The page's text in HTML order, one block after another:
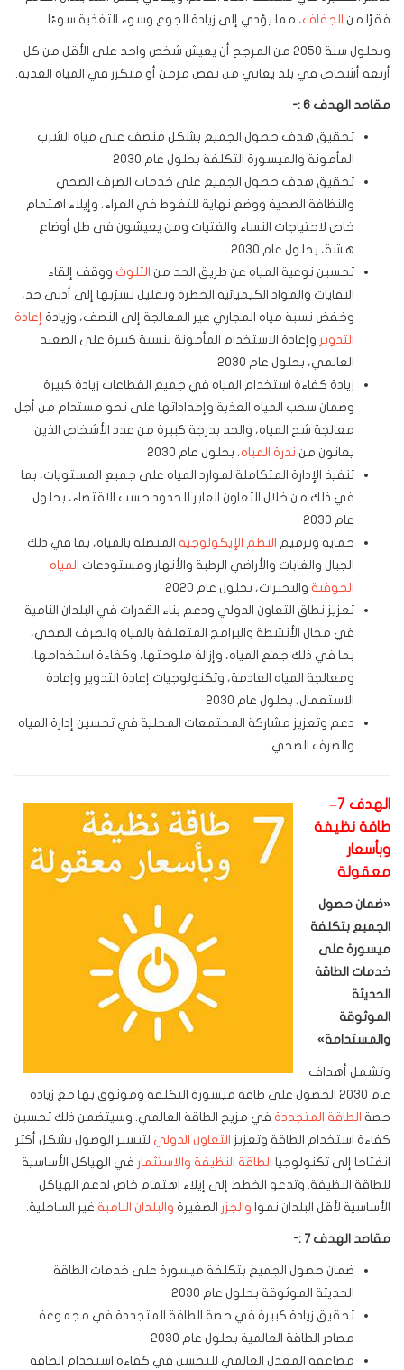
فقرًا من الجفاف، مما يؤدي إلى زيادة الجوع وسوء التغذية سوءًا.
وبحلول سنة 2050 من المرجح أن يعيش شخص واحد على الأقل من كل
أربعة أشخاص في بلد يعاني من نقص مزمن أو متكرر في المياه العذبة.
مقاصد الهدف 6 :-
تحقيق هدف حصول الجميع بشكل منصف على مياه الشرب
المأمونة والميسورة التكلفة بحلول عام 2030
تحقيق هدف حصول الجميع على خدمات الصرف الصحي
والنظافة الصحية ووضع نهاية للتغوط في العراء، وإيلاء اهتمام
خاص لاحتياجات النساء والفتيات ومن يعيشون في ظل أوضاع
هشة، بحلول عام 2030
تحسين نوعية المياه عن طريق الحد من التلوث ووقف إلقاء
النفايات والمواد الكيميائية الخطرة وتقليل تسرّبها إلى أدنى حد،
وخفض نسبة مياه المجاري غير المعالجة إلى النصف، وزيادة إعادة
التدوير وإعادة الاستخدام المأمونة بنسبة كبيرة على الصعيد
العالمي، بحلول عام 2030
زيادة كفاءة استخدام المياه في جميع القطاعات زيادة كبيرة
وضمان سحب المياه العذبة وإمداداتها على نحو مستدام من أجل
معالجة شح المياه، والحد بدرجة كبيرة من عدد الأشخاص الذين
يعانون من ندرة المياه، بحلول عام 2030
تنفيذ الإدارة المتكاملة لموارد المياه على جميع المستويات، بما
في ذلك من خلال التعاون العابر للحدود حسب الاقتضاء، بحلول
عام 2030
حماية وترميم النظم الإيكولوجية المتصلة بالمياه، بما في ذلك
الجبال والغابات والأراضي الرطبة والأنهار ومستودعات المياه
الجوفية والبحيرات، بحلول عام 2020
تعزيز نطاق التعاون الدولي ودعم بناء القدرات في البلدان النامية
في مجال الأنشطة والبرامج المتعلقة بالمياه والصرف الصحي،
بما في ذلك جمع المياه، وإزالة ملوحتها، وكفاءة استخدامها،
ومعالجة المياه العادمة، وتكنولوجيات إعادة التدوير وإعادة
الاستعمال، بحلول عام 2030
دعم وتعزيز مشاركة المجتمعات المحلية في تحسين إدارة المياه
والصرف الصحي
الهدف 7–
طاقة نظيفة
وبأسعار
معقولة
«ضمان حصول
الجميع بتكلفة
ميسورة على
خدمات الطاقة
الحديثة
الموثوقة
والمستدامة»
وتشمل أهداف
عام 2030 الحصول على طاقة ميسورة التكلفة وموثوق بها مع زيادة
حصة الطاقة المتجددة في مزيج الطاقة العالمي. وسيتضمن ذلك تحسين
كفاءة استخدام الطاقة وتعزيز التعاون الدولي لتيسير الوصول بشكل أكثر
انفتاحا إلى تكنولوجيا الطاقة النظيفة والاستثمار في الهياكل الأساسية
للطاقة النظيفة. وتدعو الخطط إلى إيلاء اهتمام خاص لدعم الهياكل
الأساسية لأقل البلدان نموا والجزر الصغيرة والبلدان النامية غير الساحلية.
مقاصد الهدف 7 :-
ضمان حصول الجميع بتكلفة ميسورة على خدمات الطاقة
الحديثة الموثوقة بحلول عام 2030
تحقيق زيادة كبيرة في حصة الطاقة المتجددة في مجموعة
مصادر الطاقة العالمية بحلول عام 2030
مضاعفة المعدل العالمي للتحسن في كفاءة استخدام الطاقة